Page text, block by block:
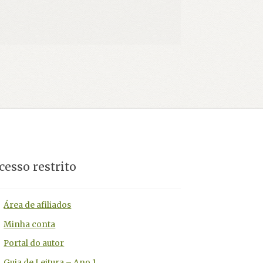
restrito
Área de afiliados
Minha conta
Portal do autor